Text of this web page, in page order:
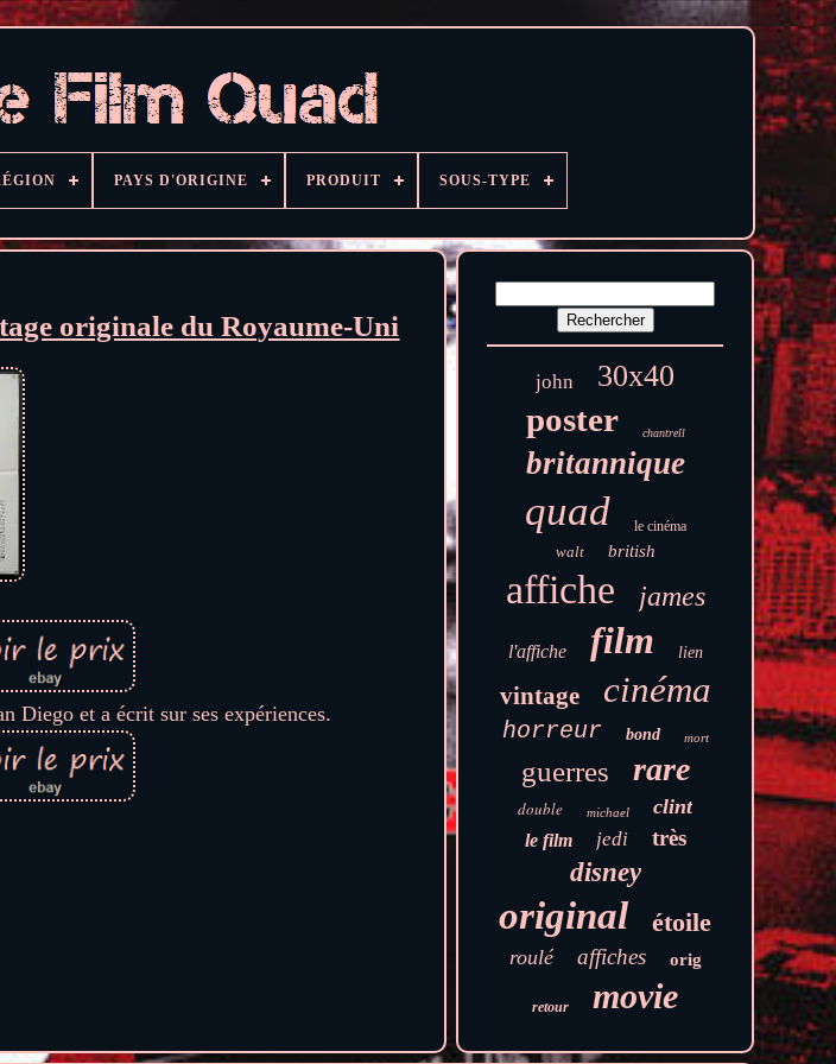
PAYS D'ORIGINE PRODUIT SOUS-TYPE
originale du Royaume-Uni
Diego et a écrit sur ses expériences.
john 30x40
poster chantrell
britannique
quad le cinéma
walt british
affiche james
l'affiche film lien
vintage cinéma
horreur bond mort
guerres rare
double michael clint
le film jedi très
disney
original étoile
roulé affiches orig
retour movie